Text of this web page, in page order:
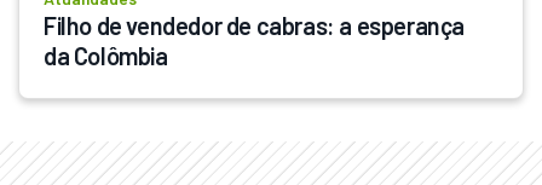
Filho de vendedor de cabras: a esperança
da Colômbia